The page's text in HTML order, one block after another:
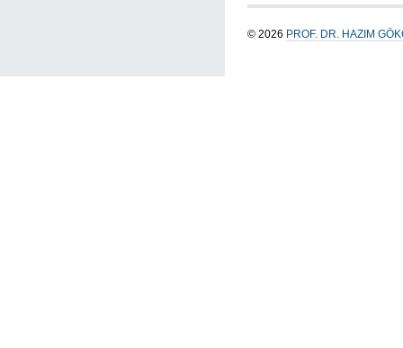
© 2026 PROF. DR. HAZIM